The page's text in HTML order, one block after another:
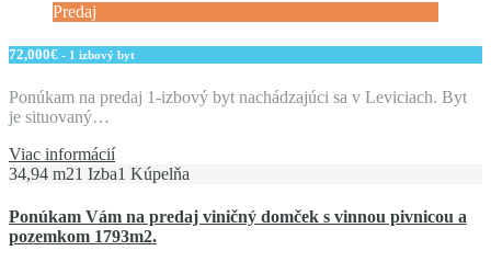
Predaj
72,000€ - 1 izbový byt
Ponúkam na predaj 1-izbový byt nachádzajúci sa v Leviciach. Byt
je situovaný…
Viac informácií
34,94 m21 Izba1 Kúpelňa
Ponúkam Vám na predaj viničný domček s vinnou pivnicou a
pozemkom 1793m2.